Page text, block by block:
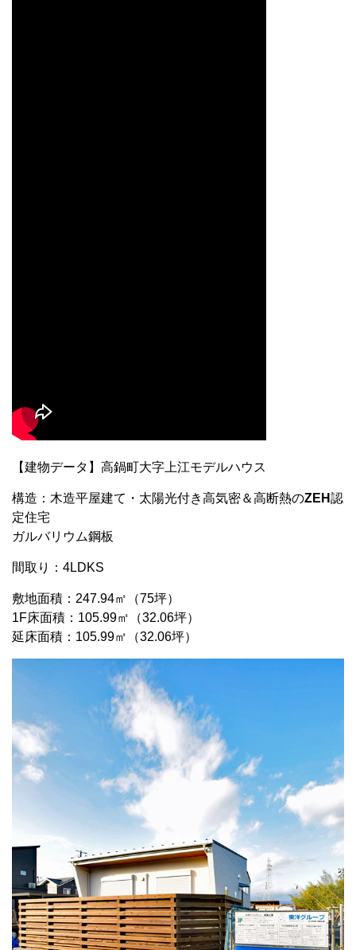
【建物データ】高鍋町大字上江モデルハウス
構造：木造平屋建て・太陽光付き高気密＆高断熱のZEH認
定住宅
ガルバリウム鋼板
間取り：4LDKS
敷地面積：247.94㎡（75坪）
1F床面積：105.99㎡（32.06坪）
延床面積：105.99㎡（32.06坪）